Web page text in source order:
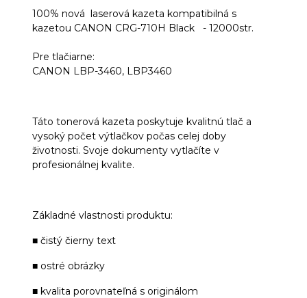
100% nová laserová kazeta kompatibilná s
kazetou CANON CRG-710H Black - 12000str.
Pre tlačiarne:
CANON LBP-3460, LBP3460
Táto tonerová kazeta poskytuje kvalitnú tlač a
vysoký počet výtlačkov počas celej doby
životnosti. Svoje dokumenty vytlačíte v
profesionálnej kvalite.
Základné vlastnosti produktu:
■ čistý čierny text
■ ostré obrázky
■ kvalita porovnateľná s originálom